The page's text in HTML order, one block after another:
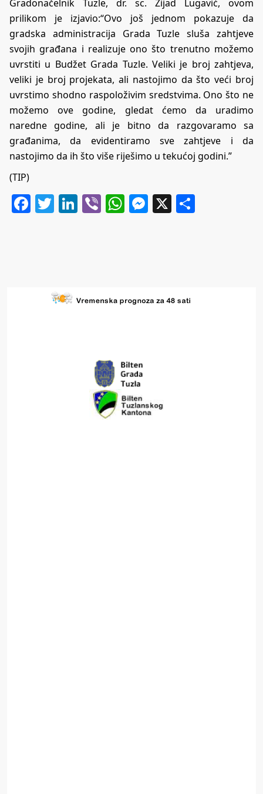
Gradonačelnik Tuzle, dr. sc. Zijad Lugavić, ovom
prilikom je izjavio:“Ovo još jednom pokazuje da
gradska administracija Grada Tuzle sluša zahtjeve
svojih građana i realizuje ono što trenutno možemo
uvrstiti u Budžet Grada Tuzle. Veliki je broj zahtjeva,
veliki je broj projekata, ali nastojimo da što veći broj
uvrstimo shodno raspoloživim sredstvima. Ono što ne
možemo ove godine, gledat ćemo da uradimo
naredne godine, ali je bitno da razgovaramo sa
građanima, da evidentiramo sve zahtjeve i da
nastojimo da ih što više riješimo u tekućoj godini.”
(TIP)
Facebook
Twitter
LinkedIn
ViberWhatsApp
Messenger
X